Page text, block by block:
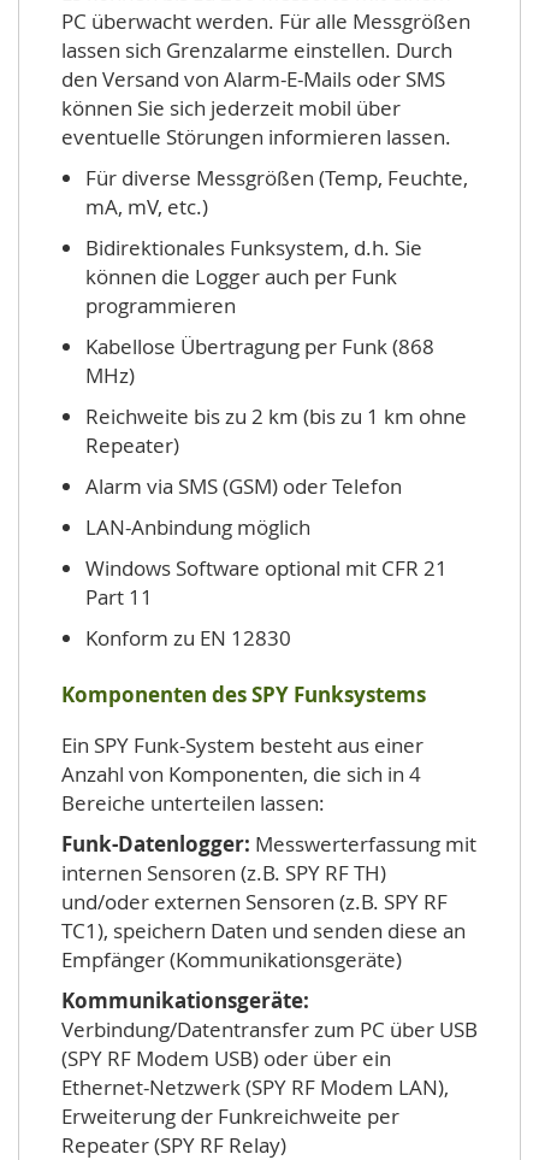
PC überwacht werden. Für alle Messgrößen
lassen sich Grenzalarme einstellen. Durch
den Versand von Alarm-E-Mails oder SMS
können Sie sich jederzeit mobil über
eventuelle Störungen informieren lassen.
Für diverse Messgrößen (Temp, Feuchte,
mA, mV, etc.)
Bidirektionales Funksystem, d.h. Sie
können die Logger auch per Funk
programmieren
Kabellose Übertragung per Funk (868
MHz)
Reichweite bis zu 2 km (bis zu 1 km ohne
Repeater)
Alarm via SMS (GSM) oder Telefon
LAN-Anbindung möglich
Windows Software optional mit CFR 21
Part 11
Konform zu EN 12830
Komponenten des SPY Funksystems
Ein SPY Funk-System besteht aus einer
Anzahl von Komponenten, die sich in 4
Bereiche unterteilen lassen:
Funk-Datenlogger: Messwerterfassung mit
internen Sensoren (z.B. SPY RF TH)
und/oder externen Sensoren (z.B. SPY RF
TC1), speichern Daten und senden diese an
Empfänger (Kommunikationsgeräte)
Kommunikationsgeräte:
Verbindung/Datentransfer zum PC über USB
(SPY RF Modem USB) oder über ein
Ethernet-Netzwerk (SPY RF Modem LAN),
Erweiterung der Funkreichweite per
Repeater (SPY RF Relay)